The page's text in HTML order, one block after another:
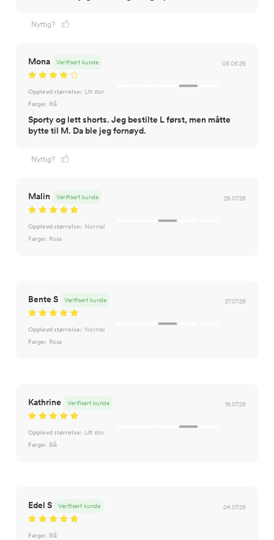
Nyttig?
Mona 08.06.26
Verifisert kunde
Opplevd størrelse: Litt stor
Farge: Blå
Sporty og lett shorts. Jeg bestilte L først, men måtte
Nyttig?
Malin 29.07.26
Verifisert kunde
Opplevd størrelse: Normal
Farge: Rosa
Bente S 27.07.26
Verifisert kunde
Opplevd størrelse: Normal
Farge: Rosa
Kathrine 16.07.26
Verifisert kunde
Opplevd størrelse: Litt stor
Farge: Blå
Edel S 04.07.26
Verifisert kunde
Farge: Blå